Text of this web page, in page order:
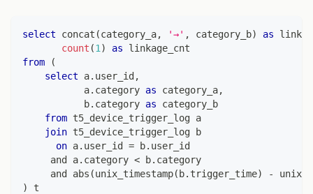
select concat (category_a, '→' , category_b) as
count (1 ) as linkage_cnt
from
(
select a. user_id ,
           a
. category as category_a,
           b
. category as category_b
from t5_device_trigger_log a
join t5_device_trigger_log b
on a. user_id = b. user_id
and
a. category < b. category
and
abs (unix_timestamp( b. trigger_time) -
)
t